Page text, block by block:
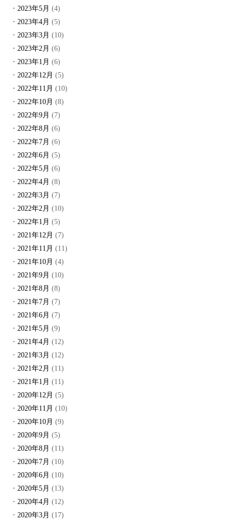
2023年5月 (4)
2023年4月 (5)
2023年3月 (10)
2023年2月 (6)
2023年1月 (6)
2022年12月 (5)
2022年11月 (10)
2022年10月 (8)
2022年9月 (7)
2022年8月 (6)
2022年7月 (6)
2022年6月 (5)
2022年5月 (6)
2022年4月 (8)
2022年3月 (7)
2022年2月 (10)
2022年1月 (5)
2021年12月 (7)
2021年11月 (11)
2021年10月 (4)
2021年9月 (10)
2021年8月 (8)
2021年7月 (7)
2021年6月 (7)
2021年5月 (9)
2021年4月 (12)
2021年3月 (12)
2021年2月 (11)
2021年1月 (11)
2020年12月 (5)
2020年11月 (10)
2020年10月 (9)
2020年9月 (5)
2020年8月 (11)
2020年7月 (10)
2020年6月 (10)
2020年5月 (13)
2020年4月 (12)
2020年3月 (17)